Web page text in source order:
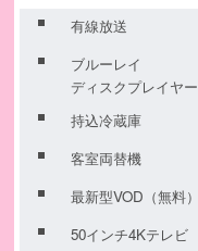
有線放送
ブルーレイ
ディスクプレイヤー
持込冷蔵庫
客室両替機
最新型VOD（無料）
50インチ4Kテレビ